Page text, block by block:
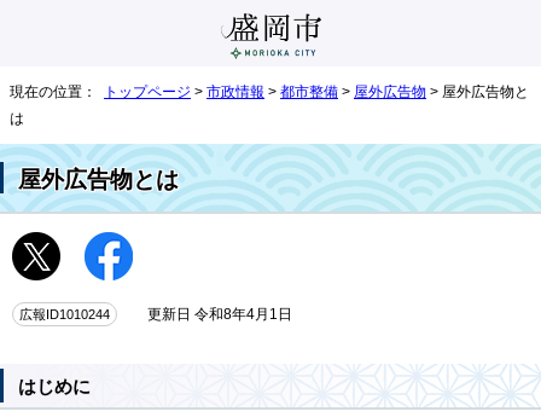
現在の位置： トップページ > 市政情報 > 都市整備 > 屋外広告物 > 屋外広告物と
は
屋外広告物とは
広報ID1010244 更新日 令和8年4月1日
はじめに